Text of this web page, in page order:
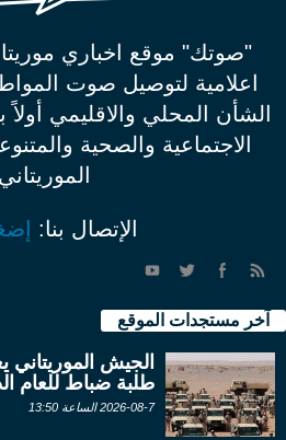
"صوتك" موقع اخباري
اعلامية لتوصيل صوت
الشأن المحلي والاقليمي أولاً
الاجتماعية والصحية
الإتصال بنا:
آخر مستجدات الموقع
الجيش الموريتاني
طلبة ضباط للعام
2026-08-7 الساعة 13:50